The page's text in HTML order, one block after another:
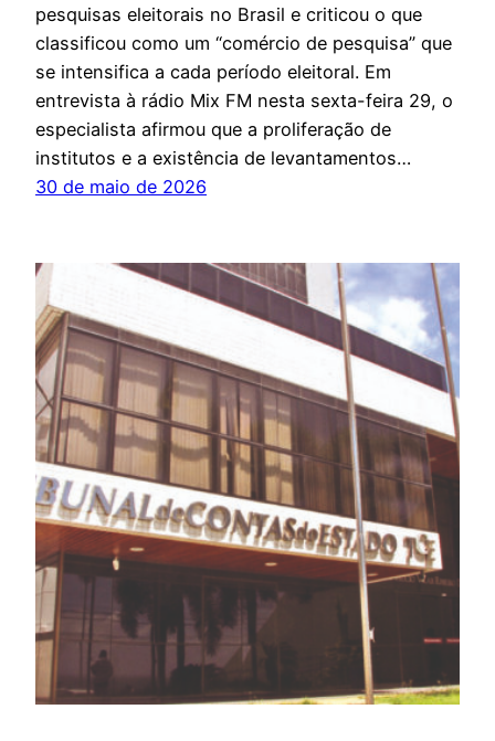
pesquisas eleitorais no Brasil e criticou o que
classificou como um “comércio de pesquisa” que
se intensifica a cada período eleitoral. Em
entrevista à rádio Mix FM nesta sexta-feira 29, o
especialista afirmou que a proliferação de
institutos e a existência de levantamentos…
30 de maio de 2026